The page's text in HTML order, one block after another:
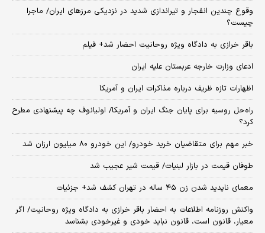
وقوع چندین انفجار و تیراندازی شدید در نزدیکی مرز‌های ایران/ ماجرا
چیست؟
باقر خرازی به دادگاه ویژه روحانیت احضار شد+ فیلم
ادعای وزارت خارجه عربستان علیه ایران
اظهارات تازه ظریف درباره مذاکرات ایران و آمریکا
راه‌حل روسیه برای پایان جنگ ایران و آمریکا/ اولیانوف چه پیشنهادی مطرح
کرد؟
خبر مهم برای متقاضیان خرید خودرو/ این خودرو ۸۰ میلیون ارزان شد
طوفان قیمت در بازار لبنیات/ قیمت شیر عجیب شد
معمای ناپدید شدن زن ۴۵ ساله در تهران کشف شد+ جزئیات
واکنش روزنامه اطلاعات به احضار باقر خرازی به دادگاه ویژه روحانیت/ اگر
معیار، قانون است، قانون نباید خودی و غیرخودی بشناسد